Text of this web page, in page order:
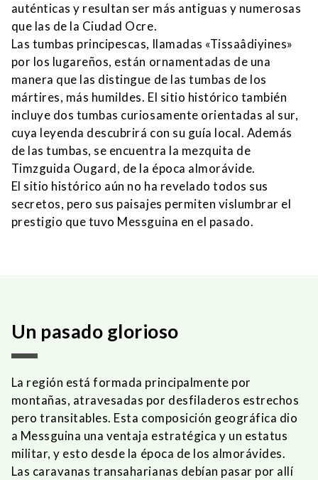
auténticas y resultan ser más antiguas y numerosas
que las de la Ciudad Ocre.
Las tumbas principescas, llamadas «Tissaâdiyines»
por los lugareños, están ornamentadas de una
manera que las distingue de las tumbas de los
mártires, más humildes. El sitio histórico también
incluye dos tumbas curiosamente orientadas al sur,
cuya leyenda descubrirá con su guía local. Además
de las tumbas, se encuentra la mezquita de
Timzguida Ougard, de la época almorávide.
El sitio histórico aún no ha revelado todos sus
secretos, pero sus paisajes permiten vislumbrar el
prestigio que tuvo Messguina en el pasado.
Un pasado glorioso
La región está formada principalmente por
montañas, atravesadas por desfiladeros estrechos
pero transitables. Esta composición geográfica dio
a Messguina una ventaja estratégica y un estatus
militar, y esto desde la época de los almorávides.
Las caravanas transaharianas debían pasar por allí